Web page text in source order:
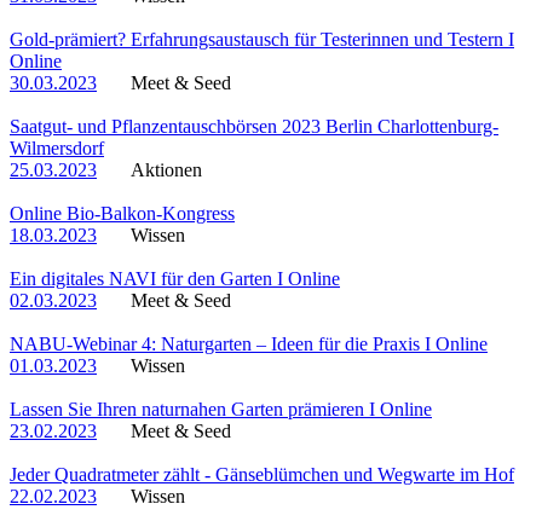
Gold-prämiert? Erfahrungsaustausch für Testerinnen und Testern I
Online
30.03.2023
Meet & Seed
Saatgut- und Pflanzentauschbörsen 2023 Berlin Charlottenburg-
Wilmersdorf
25.03.2023
Aktionen
Online Bio-Balkon-Kongress
18.03.2023
Wissen
Ein digitales NAVI für den Garten I Online
02.03.2023
Meet & Seed
NABU-Webinar 4: Naturgarten – Ideen für die Praxis I Online
01.03.2023
Wissen
Lassen Sie Ihren naturnahen Garten prämieren I Online
23.02.2023
Meet & Seed
Jeder Quadratmeter zählt - Gänseblümchen und Wegwarte im Hof
22.02.2023
Wissen